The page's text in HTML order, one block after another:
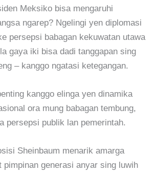
Meksiko bisa mengaruhi
ngarep? Ngelingi yen diplomasi
persepsi babagan kekuwatan utawa
gaya iki bisa dadi tanggapan sing
– kanggo ngatasi ketegangan.
kanggo elinga yen dinamika
ora mung babagan tembung,
persepsi publik lan pemerintah.
Sheinbaum menarik amarga
pimpinan generasi anyar sing luwih